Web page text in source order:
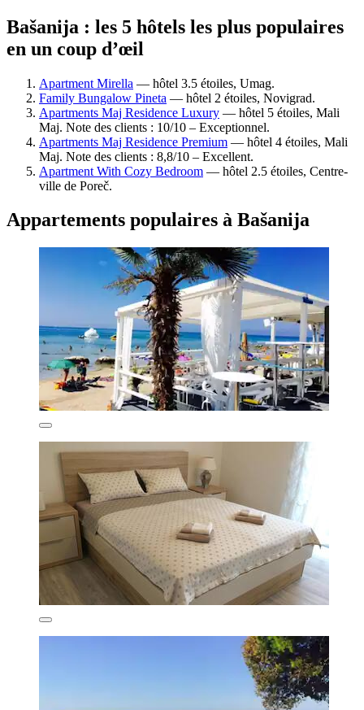
Bašanija : les 5 hôtels les plus populaires
en un coup d’œil
Apartment Mirella — hôtel 3.5 étoiles, Umag.
Family Bungalow Pineta — hôtel 2 étoiles, Novigrad.
Apartments Maj Residence Luxury — hôtel 5 étoiles, Mali
Maj. Note des clients : 10/10 – Exceptionnel.
Apartments Maj Residence Premium — hôtel 4 étoiles, Mali
Maj. Note des clients : 8,8/10 – Excellent.
Apartment With Cozy Bedroom — hôtel 2.5 étoiles, Centre-
ville de Poreč.
Appartements populaires à Bašanija